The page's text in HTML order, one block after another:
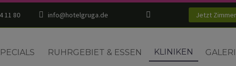
11 80 info@hotelgruga.de Jetzt
RUHRGEBIET & ESSEN KLINIKEN